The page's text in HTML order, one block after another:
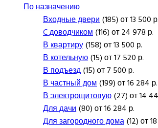
По назначению
Входные двери(185) от 13 500 р.
C доводчиком(116) от 24 978 р.
В квартиру(158) от 13 500 р.
В котельную(15) от 17 520 р.
В подъезд(15) от 7 500 р.
В частный дом(199) от 16 284 р.
В электрощитовую(27) от 14
Для дачи(80) от 16 284 р.
Для загородного дома(12) от